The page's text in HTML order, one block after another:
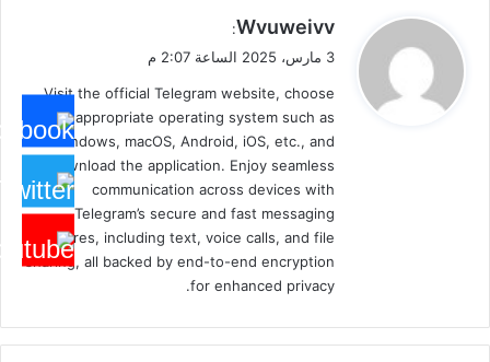
ي
ق
ل
Wvuweivv
:
3 مارس، 2025 الساعة 2:07 م
Visit the official Telegram website, choose
the appropriate operating system such as
Windows, macOS, Android, iOS, etc., and
download the application. Enjoy seamless
communication across devices with
Telegram’s secure and fast messaging
features, including text, voice calls, and file
sharing, all backed by end-to-end encryption
for enhanced privacy.